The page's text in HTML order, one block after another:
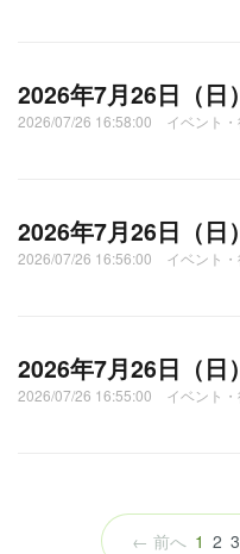
2026年7月26日（日
2026/07/26 16:58:00 イベント・
2026年7月26日（日）
2026/07/26 16:56:00 イベント・
2026年7月26日（日
2026/07/26 16:55:00 イベント・
← 前へ 1 （こ
2 3